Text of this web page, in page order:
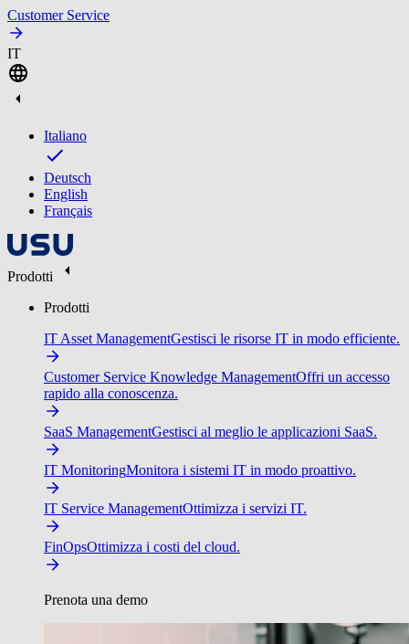
Customer Service
IT
Italiano
Deutsch
English
Français
Prodotti
Prodotti
IT Asset ManagementGestisci le risorse IT in modo efficiente.
Customer Service Knowledge ManagementOffri un accesso
rapido alla conoscenza.
SaaS ManagementGestisci al meglio le applicazioni SaaS.
IT MonitoringMonitora i sistemi IT in modo proattivo.
IT Service ManagementOttimizza i servizi IT.
FinOpsOttimizza i costi del cloud.
Prenota una demo